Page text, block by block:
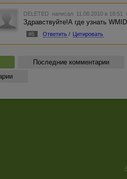
DELETED написал 11.08.2010 в 18:51
Здравствуйте!А где узнать
#6 Ответить / Цитировать
Последние комментарии